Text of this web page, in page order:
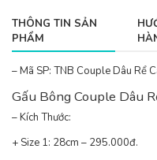
THÔNG TIN SẢN
PHẨM
– Mã SP: TNB Couple Dâu Rể
Gấu Bông Couple Dâu
– Kích Thước:
+ Size 1: 28cm – 295.000đ.